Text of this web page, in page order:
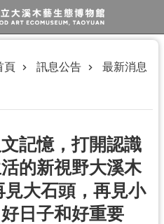
頁 訊息公告 最新消息
記憶，打開認識
的新視野大溪木
大石頭，再見小
日子和好重要